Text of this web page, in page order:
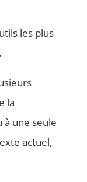
les plus
la
à une seule
actuel,